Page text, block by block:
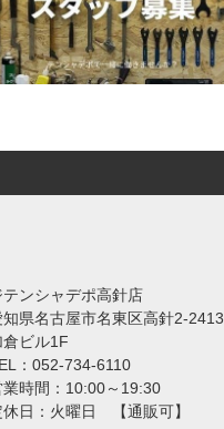
テンシャデポ高針店
知県名古屋市名東区高針2-2413
倉ビル1F
：052-734-6110
業時間：10:00～19:30
休日：火曜日 【通販可】